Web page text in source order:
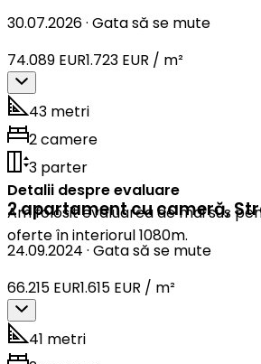
30.07.2026· Gata să se mute
74.089 EUR1.723 EUR / m²
43 metri
2 camere
3 parter
Detalii despre evaluare
Am folosit evaluarea de mai sus
oferte în interiorul 1080m.
2 apartament cu cameră,
24.09.2024 · Gata să se mute
66.215 EUR1.615 EUR / m²
41 metri